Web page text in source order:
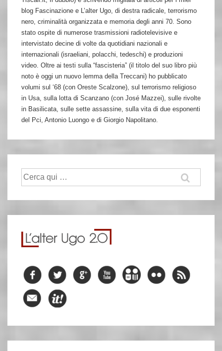
blog Fascinazione e L’alter Ugo, di destra radicale, terrorismo
nero, criminalità organizzata e memoria degli anni 70. Sono
stato ospite di numerose trasmissioni radiotelevisive e
intervistato decine di volte da quotidiani nazionali e
internazionali (israeliani, polacchi, tedeschi) e produzioni
video. Oltre ai testi sulla “fascisteria” (il titolo del suo libro più
noto è oggi un nuovo lemma della Treccani) ho pubblicato
volumi sul ‘68 (con Oreste Scalzone), sul terrorismo religioso
in Usa, sulla lotta di Scanzano (con José Mazzei), sulle rivolte
in Basilicata, sulle sette assassine, sulla vita di due esponenti
del Pci, Antonio Luongo e di Giorgio Napolitano.
Cerca: